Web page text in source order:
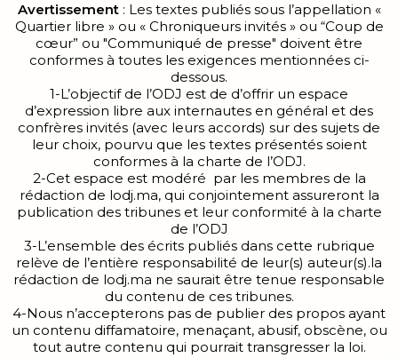
Avertissement: Les textes publiés sous l’appellation «
Quartier libre » ou « Chroniqueurs invités » ou “Coup de
cœur” ou "Communiqué de presse" doivent être
conformes à toutes les exigences mentionnées ci-
dessous.
1-L’objectif de l’ODJ est de d’offrir un espace
d’expression libre aux internautes en général et des
confrères invités (avec leurs accords) sur des sujets de
leur choix, pourvu que les textes présentés soient
conformes à la charte de l’ODJ.
2-Cet espace est modéré par les membres de la
rédaction de lodj.ma, qui conjointement assureront la
publication des tribunes et leur conformité à la charte
de l’ODJ
3-L’ensemble des écrits publiés dans cette rubrique
relève de l’entière responsabilité de leur(s) auteur(s).la
rédaction de lodj.ma ne saurait être tenue responsable
du contenu de ces tribunes.
4-Nous n’accepterons pas de publier des propos ayant
un contenu diffamatoire, menaçant, abusif, obscène, ou
tout autre contenu qui pourrait transgresser la loi.